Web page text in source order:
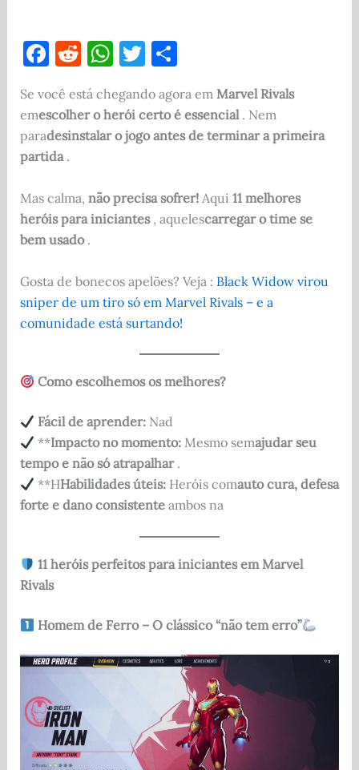
F
a
c
e
b
o
k
R
e
d
di
W
at
s
p
T
it
te
S
ar
e
Se você está chegando agora em Marvel Rivals
emescolher o herói certo é essencial. Nem
paradesinstalar o jogo antes de terminar a primeira
partida.
Mas calma, não precisa sofrer!Aqui 11 melhores
heróis para iniciantes, aquelescarregar o time se
bem usado.
Gosta de bonecos apelões? Veja : Black Widow virou
sniper de um tiro só em Marvel Rivals – e a
comunidade está surtando!
Como escolhemos os melhores?
Fácil de aprender:Nad
**Impacto no momento:Mesmo semajudar seu
tempo e não só atrapalhar.
**HHabilidades úteis:Heróis comauto cura, defesa
forte e dano consistenteambos na
11 heróis perfeitos para iniciantes em Marvel
Rivals
Homem de Ferro – O clássico “não tem erro”